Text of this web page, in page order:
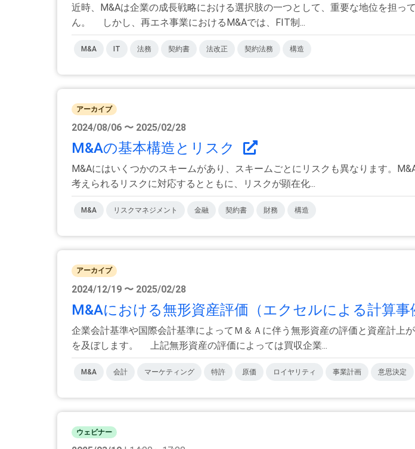
近時、M&Aは企業の成長戦略における選択肢の一つとして、重要な地位を担
ん。 しかし、再エネ事業におけるM&Aでは、FIT制...
M&A IT 法務 契約書 法改正 契約法務 構造
アーカイブ
2024/08/06 〜 2025/02/28
M&Aの基本構造とリスク
M&Aにはいくつかのスキームがあり、スキームごとにリスクも異なります。
考えられるリスクに対応するとともに、リスクが顕在化...
M&A リスクマネジメント 金融 契約書 財務 構造
アーカイブ
2024/12/19 〜 2025/02/28
M&Aにおける無形資産評価（エクセルによる計算事
企業会計基準や国際会計基準によってＭ＆Ａに伴う無形資産の評価と資産計
を及ぼします。 上記無形資産の評価によっては買収企業...
M&A 会計 マーケティング 特許 原価 ロイヤリティ 事業計画 意思決定
ウェビナー